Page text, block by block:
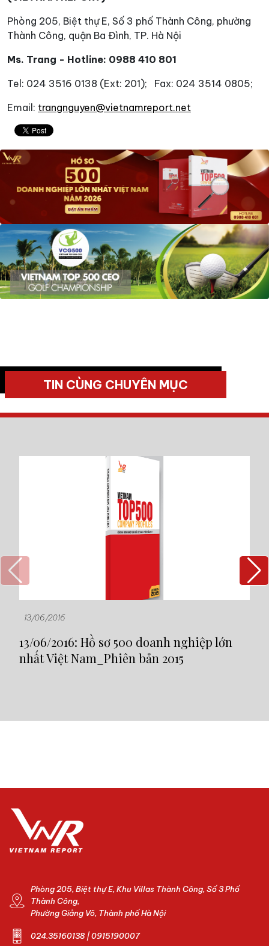
Phòng 205, Biệt thự E, Số 3 phố Thành Công, phường
Thành Công, quận Ba Đình, TP. Hà Nội
Ms. Trang - Hotline: 0988 410 801
Tel: 024 3516 0138 (Ext: 201); Fax: 024 3514 0805;
Email: trangnguyen@vietnamreport.net
TIN CÙNG CHUYÊN MỤC
13/06/2016
13/06/2016: Hồ sơ 500 doanh nghiệp lớn
nhất Việt Nam_Phiên bản 2015
Phòng 205, Biệt thự E, Khu Villas Thành Công, Số 3 Phố
Thành Công,
Phường Giảng Võ, Thành phố Hà Nội
024.35160138 | 0915190007